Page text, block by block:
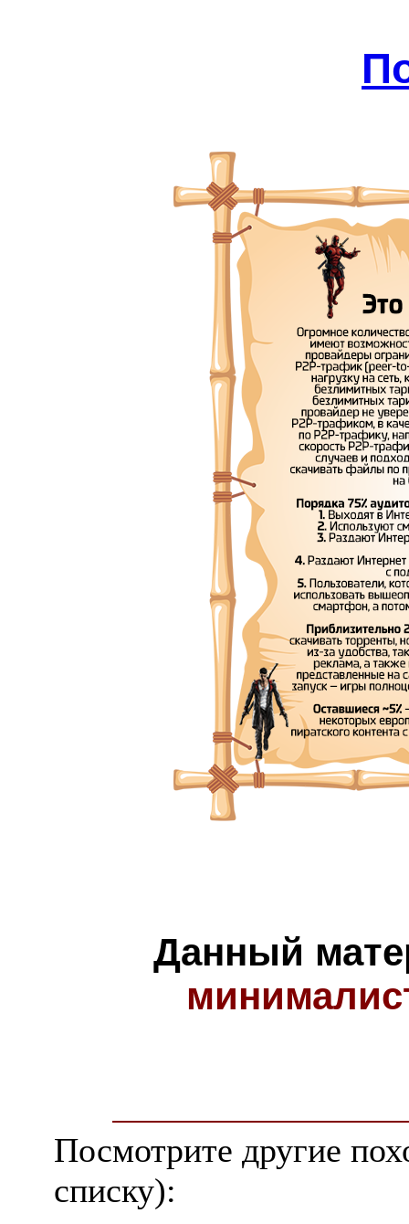
Данный
Посмотрите другие
списку):